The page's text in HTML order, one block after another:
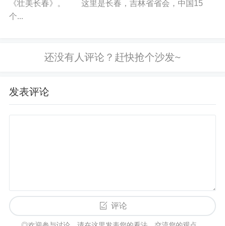
《壮美长春》。 这里是长春，吉林省省会，中国15
个...
发表评论
评论